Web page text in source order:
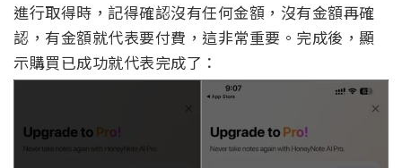
進行取得時，記得確認沒有任何金額，沒有金額再確
認，有金額就代表要付費，這非常重要。完成後，顯
示購買已成功就代表完成了：